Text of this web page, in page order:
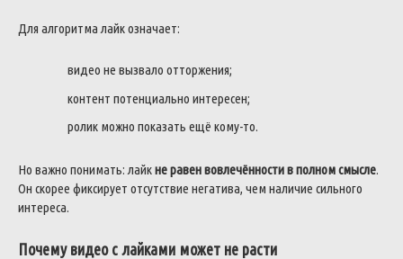
Для алгоритма лайк означает:
видео не вызвало отторжения;
контент потенциально интересен;
ролик можно показать ещё кому-то.
Но важно понимать: лайкне равен вовлечённости в полном смысле.
Он скорее фиксирует отсутствие негатива, чем наличие сильного
интереса.
Почему видео с лайками может не расти